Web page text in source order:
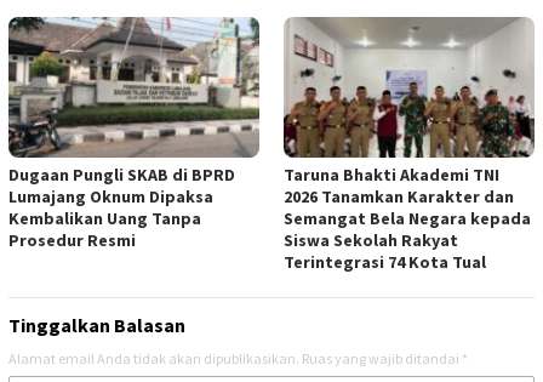
Dugaan Pungli SKAB di BPRD
Lumajang Oknum Dipaksa
Kembalikan Uang Tanpa
Prosedur Resmi
Taruna Bhakti Akademi TNI
2026 Tanamkan Karakter dan
Semangat Bela Negara kepada
Siswa Sekolah Rakyat
Terintegrasi 74 Kota Tual
Tinggalkan Balasan
Alamat email Anda tidak akan dipublikasikan. Ruas yang wajib ditandai *